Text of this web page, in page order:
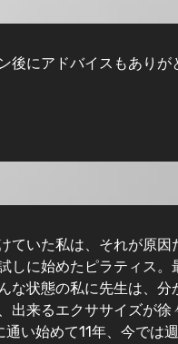
にアドバイスもありが
ていた私は、それが原因
しに始めたピラティス。
な状態の私に先生は、分
出来るエクササイズが徐
い始めて11年、今では